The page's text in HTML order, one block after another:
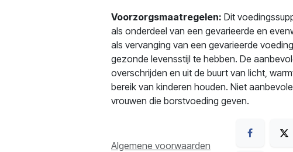
Voorzorgsmaatregelen: Dit
als onderdeel van een gevarieerde en
als vervanging van een gevarieerde
gezonde levensstijl te hebben. De
overschrijden en uit de buurt van licht,
bereik van kinderen houden. Niet
vrouwen die borstvoeding geven.
Algemene voorwaarden